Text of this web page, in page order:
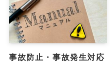
事故防止・事故発生対応